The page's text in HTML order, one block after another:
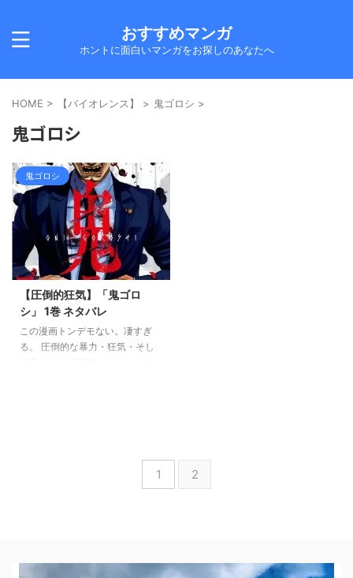
おすすめマンガ
ホントに面白いマンガをお探しのあなたへ
HOME > 【バイオレンス】 > 鬼ゴロシ >
鬼ゴロシ
鬼ゴロシ
【圧倒的狂気】「鬼ゴロ
シ」 1巻 ネタバレ
この漫画トンデモない。凄すぎ
る。 圧倒的な暴力・狂気・そし
倒してしまうかもしれないような
オレンス漫画です。 そして謎が
1 2